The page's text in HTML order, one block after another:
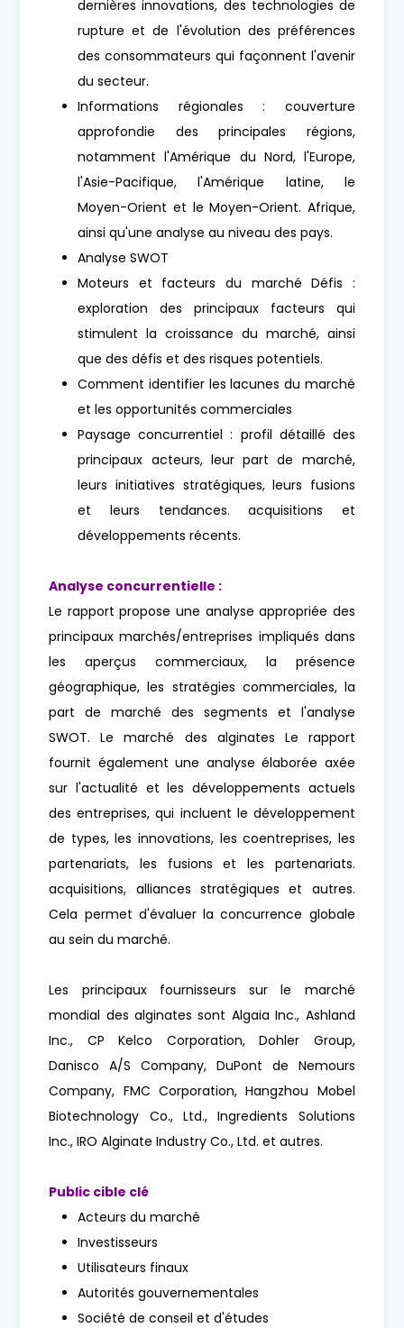
dernières innovations, des technologies de
rupture et de l'évolution des préférences
des consommateurs qui façonnent l'avenir
du secteur.
Informations régionales : couverture
approfondie des principales régions,
notamment l'Amérique du Nord, l'Europe,
l'Asie-Pacifique, l'Amérique latine, le
Moyen-Orient et le Moyen-Orient. Afrique,
ainsi qu'une analyse au niveau des pays.
Analyse SWOT
Moteurs et facteurs du marché Défis :
exploration des principaux facteurs qui
stimulent la croissance du marché, ainsi
que des défis et des risques potentiels.
Comment identifier les lacunes du marché
et les opportunités commerciales
Paysage concurrentiel : profil détaillé des
principaux acteurs, leur part de marché,
leurs initiatives stratégiques, leurs fusions
et leurs tendances. acquisitions et
développements récents.
Analyse concurrentielle :
Le rapport propose une analyse appropriée des
principaux marchés/entreprises impliqués dans
les aperçus commerciaux, la présence
géographique, les stratégies commerciales, la
part de marché des segments et l'analyse
SWOT. Le marché des alginates Le rapport
fournit également une analyse élaborée axée
sur l'actualité et les développements actuels
des entreprises, qui incluent le développement
de types, les innovations, les coentreprises, les
partenariats, les fusions et les partenariats.
acquisitions, alliances stratégiques et autres.
Cela permet d'évaluer la concurrence globale
au sein du marché.
Les principaux fournisseurs sur le marché
mondial des alginates sont Algaia Inc., Ashland
Inc., CP Kelco Corporation, Dohler Group,
Danisco A/S Company, DuPont de Nemours
Company, FMC Corporation, Hangzhou Mobel
Biotechnology Co., Ltd., Ingredients Solutions
Inc., IRO Alginate Industry Co., Ltd. et autres.
Public cible clé
Acteurs du marché
Investisseurs
Utilisateurs finaux
Autorités gouvernementales
Société de conseil et d'études